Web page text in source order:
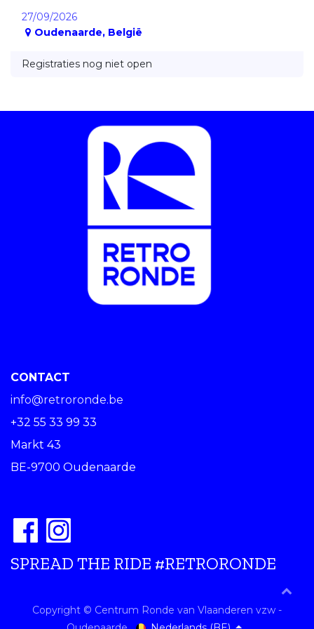
27/09/2026
Oudenaarde, België
Registraties nog niet open
CONTACT
info@retroronde.be
+32 55 33 99 33
Markt 43
BE-9700 Oudenaarde
SPREAD THE RIDE #RETRORONDE
Copyright © Centrum Ronde van Vlaanderen vzw -